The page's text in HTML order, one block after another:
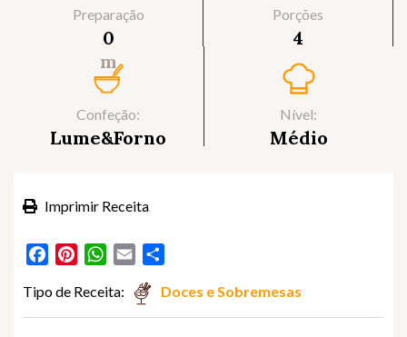
Preparação
0
m
Porções
4
Confeção:
Lume&Forno
Nível:
Médio
Imprimir Receita
FacebookPinterestWhatsApp
Email
Tipo de Receita: Doces e Sobremesas